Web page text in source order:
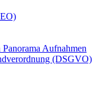
Aufnahmen
(DSGVO)